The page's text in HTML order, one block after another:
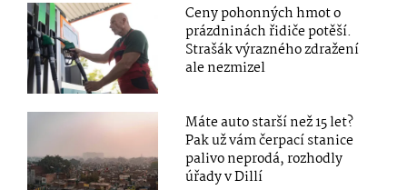
Ceny pohonných hmot o
prázdninách řidiče potěší.
Strašák výrazného zdražení
ale nezmizel
Máte auto starší než 15 let?
Pak už vám čerpací stanice
palivo neprodá, rozhodly
úřady v Dillí